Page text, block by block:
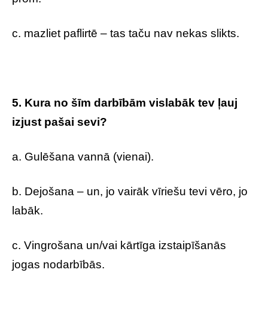
c. mazliet paflirtē – tas taču nav nekas slikts.
5. Kura no šīm darbībām vislabāk tev ļauj
izjust pašai sevi?
a. Gulēšana vannā (vienai).
b. Dejošana – un, jo vairāk vīriešu tevi vēro, jo
labāk.
c. Vingrošana un/vai kārtīga izstaipīšanās
jogas nodarbībās.